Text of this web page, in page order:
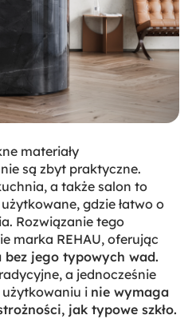
materiały
są zbyt praktyczne.
a także salon to
gdzie łatwo o
Rozwiązanie tego
marka REHAU, oferując
bez jego typowych wad.
a jednocześnie
użytkowaniu i nie wymaga
jak typowe szkło.